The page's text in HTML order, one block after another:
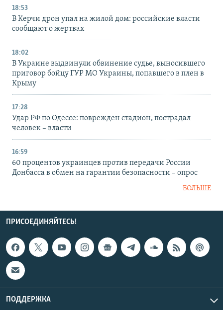
18:53
В Керчи дрон упал на жилой дом: российские власти
сообщают о жертвах
18:02
В Украине выдвинули обвинение судье, выносившего
приговор бойцу ГУР МО Украины, попавшего в плен в
Крыму
17:28
Удар РФ по Одессе: поврежден стадион, пострадал
человек – власти
16:59
60 процентов украинцев против передачи России
Донбасса в обмен на гарантии безопасности – опрос
БОЛЬШЕ
ПРИСОЕДИНЯЙТЕСЬ!
ПОДДЕРЖКА